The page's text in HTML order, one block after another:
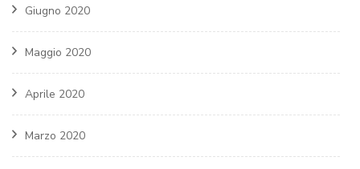
Giugno 2020
Maggio 2020
Aprile 2020
Marzo 2020